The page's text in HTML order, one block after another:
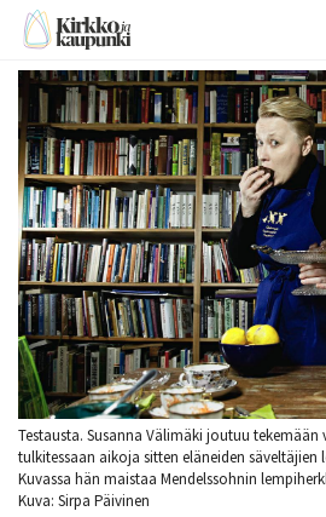
Testausta. Susanna Välimäki joutuu
tulkitessaan aikoja sitten eläneiden säveltäjien
Kuvassa hän maistaa Mendelssohnin
Kuva: Sirpa Päivinen